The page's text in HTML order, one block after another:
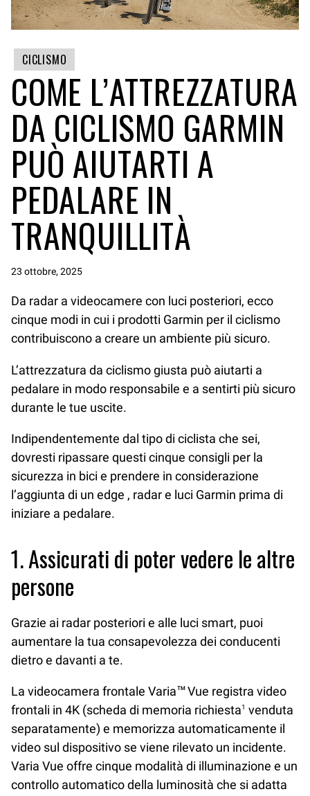
CICLISMO
COME L’ATTREZZATURA
DA CICLISMO GARMIN
PUÒ AIUTARTI A
PEDALARE IN
TRANQUILLITÀ
23 ottobre, 2025
Da radar a videocamere con luci posteriori, ecco
cinque modi in cui i prodotti Garmin per il ciclismo
contribuiscono a creare un ambiente più sicuro.
L’attrezzatura da ciclismo giusta può aiutarti a
pedalare in modo responsabile e a sentirti più sicuro
durante le tue uscite.
Indipendentemente dal tipo di ciclista che sei,
dovresti ripassare questi cinque consigli per la
sicurezza in bici e prendere in considerazione
l’aggiunta di un edge , radar e luci Garmin prima di
iniziare a pedalare.
1. Assicurati di poter vedere le altre
persone
Grazie ai radar posteriori e alle luci smart, puoi
aumentare la tua consapevolezza dei conducenti
dietro e davanti a te.
La videocamera frontale Varia™ Vue registra video
frontali in 4K (scheda di memoria richiesta1 venduta
separatamente) e memorizza automaticamente il
video sul dispositivo se viene rilevato un incidente.
Varia Vue offre cinque modalità di illuminazione e un
controllo automatico della luminosità che si adatta